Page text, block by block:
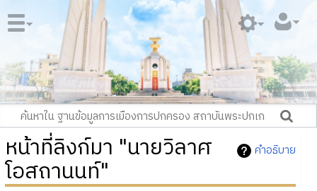
คำอธิบาย
หน้าที่ลิงก์มา "นายวิลาศ
โอสถานนท์"